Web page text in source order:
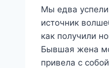
Мы едва успели
источник
как получили
Бывшая жена
привела с